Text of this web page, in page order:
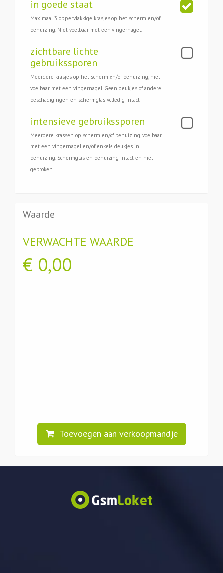
in goede staat
Maximaal 3 oppervlakkige krasjes op het scherm en/of
behuizing. Niet voelbaar met een vingernagel.
zichtbare lichte
gebruikssporen
Meerdere krasjes op het scherm en/of behuizing, niet
voelbaar met een vingernagel. Geen deukjes of andere
beschadigingen en schermglas volledig intact
intensieve gebruikssporen
Meerdere krassen op scherm en/of behuizing, voelbaar
met een vingernagel en/of enkele deukjes in
behuizing. Schermglas en behuizing intact en niet
gebroken
Waarde
VERWACHTE WAARDE
€ 0,00
Toevoegen aan verkoopmandje